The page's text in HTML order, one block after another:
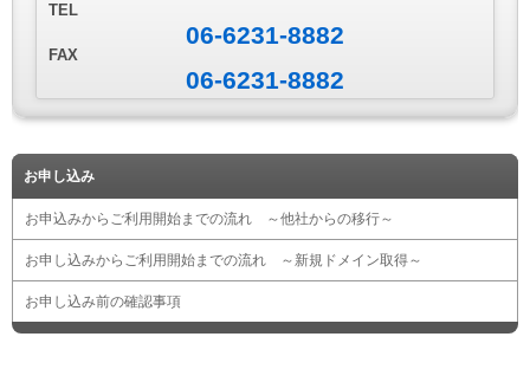
TEL
06-6231-8882
FAX
06-6231-8882
お申し込み
お申込みからご利用開始までの流れ ～他社からの移行～
お申し込みからご利用開始までの流れ ～新規ドメイン取得～
お申し込み前の確認事項